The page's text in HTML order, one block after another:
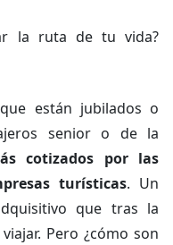
la ruta de tu vida?
están jubilados o
senior o de la
cotizados por las
turísticas. Un
que tras la
Pero ¿cómo son